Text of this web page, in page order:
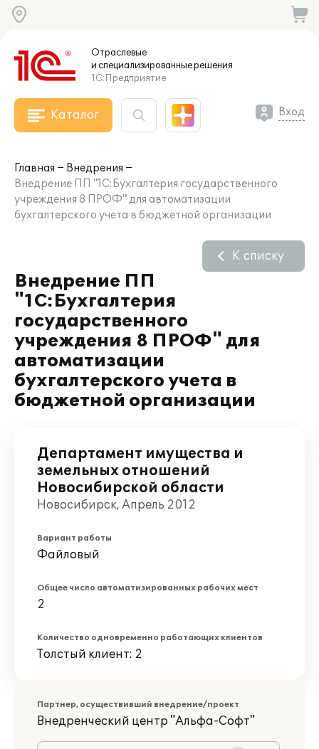
Отраслевые
и специализированныерешения
1С:Предприятие
Каталог Вход
Главная
Внедрения
Внедрение ПП "1С:Бухгалтерия государственного
учреждения 8 ПРОФ" для автоматизации
бухгалтерского учета в бюджетной организации
Внедрение ПП
"1С:Бухгалтерия
государственного
учреждения 8 ПРОФ" для
автоматизации
бухгалтерского учета в
бюджетной организации
К списку
Департамент имущества и
земельных отношений
Новосибирской области
Новосибирск, Апрель 2012
Вариант работы
Файловый
Общее число автоматизированных рабочих мест
2
Количество одновременно работающих клиентов
Толстый клиент: 2
Партнер, осуществивший внедрение/проект
Внедренческий центр "Альфа-Софт"